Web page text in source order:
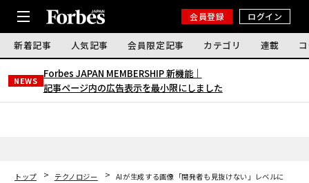
会員登録 ログイン
新着記事 人気記事 会員限定記事 カテゴリ 連載
NEWS
Forbes JAPAN MEMBERSHIP 新機能｜
記事ページ内の広告表示を最小限にしました
トップ テクノロジー
AIが生成する画像「開発者も見抜けない」レベルに